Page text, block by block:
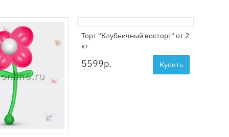
Торт "Клубничный восторг" от 2
кг
5599р. Купить